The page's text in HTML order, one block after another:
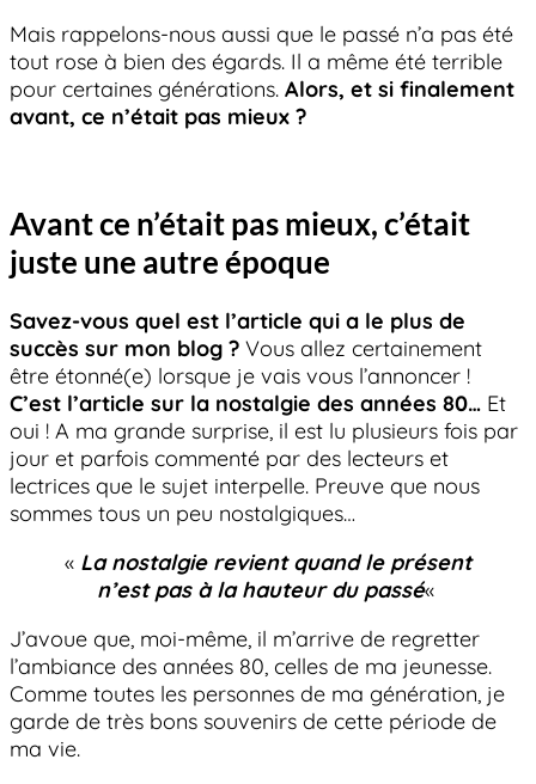
Mais rappelons-nous aussi que le passé n’a pas été
tout rose à bien des égards. Il a même été terrible
pour certaines générations. Alors, et si finalement
avant, ce n’était pas mieux ?
Avant ce n’était pas mieux, c’était
juste une autre époque
Savez-vous quel est l’article qui a le plus de
succès sur mon blog ? Vous allez certainement
être étonné(e) lorsque je vais vous l’annoncer !
C’est l’article sur la nostalgie des années 80… Et
oui ! A ma grande surprise, il est lu plusieurs fois par
jour et parfois commenté par des lecteurs et
lectrices que le sujet interpelle. Preuve que nous
sommes tous un peu nostalgiques…
« La nostalgie revient quand le présent
n’est pas à la hauteur du passé«
J’avoue que, moi-même, il m’arrive de regretter
l’ambiance des années 80, celles de ma jeunesse.
Comme toutes les personnes de ma génération, je
garde de très bons souvenirs de cette période de
ma vie.